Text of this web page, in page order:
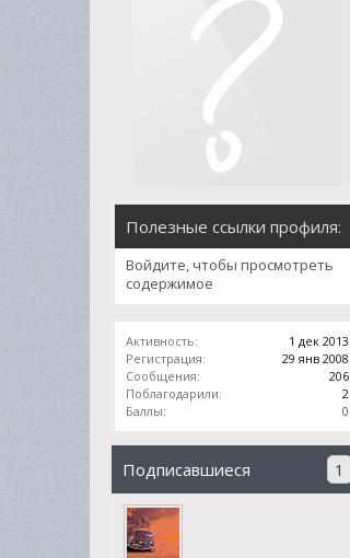
Полезные ссылки профиля:
Войдите, чтобы просмотреть
содержимое
Активность:
1 дек 2013
Регистрация:
29 янв 2008
Сообщения:
206
Поблагодарили:
2
Баллы:
0
Подписавшиеся 1